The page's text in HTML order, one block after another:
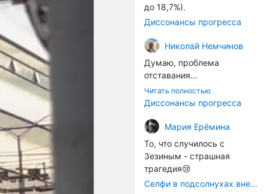
до 18,7%).
Диссонансы прогресса
Николай Немчинов
Думаю, проблема
отставания
технологичности
оборудования в
окажется связана с
кадрами. Их надо будет
все больше, чтобы
затыкать
образовывающиеся
технологические дыры. И
Читать полностью
Диссонансы прогресса
Мария Ерёмина
То, что случилось с
Зезиным - страшная
трагедия😢
Селфи в подсолнухах вне закона: За проникновение на сельхозземли без разрешения хотят штрафовать